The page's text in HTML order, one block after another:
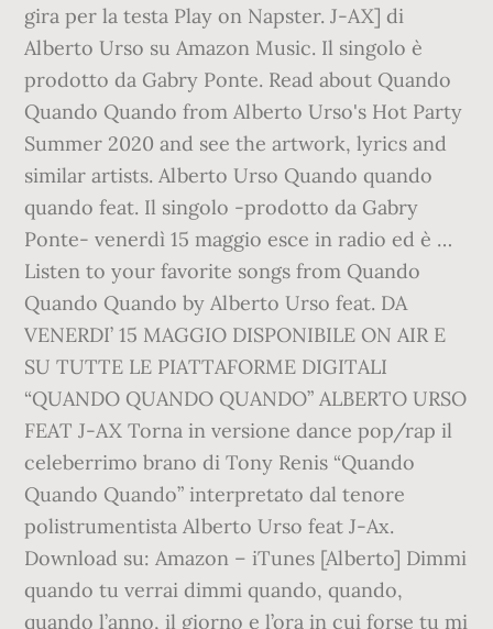
gira per la testa Play on Napster. J-AX] di
Alberto Urso su Amazon Music. Il singolo è
prodotto da Gabry Ponte. Read about Quando
Quando Quando from Alberto Urso's Hot Party
Summer 2020 and see the artwork, lyrics and
similar artists. Alberto Urso Quando quando
quando feat. Il singolo -prodotto da Gabry
Ponte- venerdì 15 maggio esce in radio ed è …
Listen to your favorite songs from Quando
Quando Quando by Alberto Urso feat. DA
VENERDI’ 15 MAGGIO DISPONIBILE ON AIR E
SU TUTTE LE PIATTAFORME DIGITALI
“QUANDO QUANDO QUANDO” ALBERTO URSO
FEAT J-AX Torna in versione dance pop/rap il
celeberrimo brano di Tony Renis “Quando
Quando Quando” interpretato dal tenore
polistrumentista Alberto Urso feat J-Ax.
Download su: Amazon – iTunes [Alberto] Dimmi
quando tu verrai dimmi quando, quando,
quando l’anno, il giorno e l’ora in cui forse tu mi